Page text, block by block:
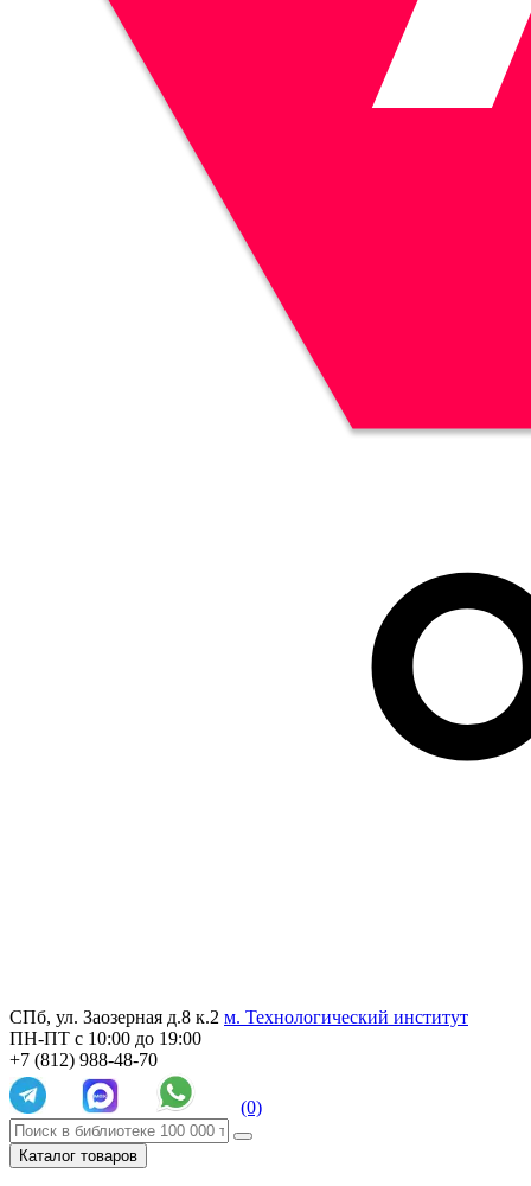
СПб, ул. Заозерная д.8 к.2 м. Технологический институт
ПН-ПТ с 10:00 до 19:00
+7 (812) 988-48-70
(0)
Каталог товаров